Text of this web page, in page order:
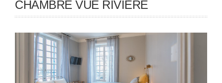
CHAMBRE VUE RIVIÈRE